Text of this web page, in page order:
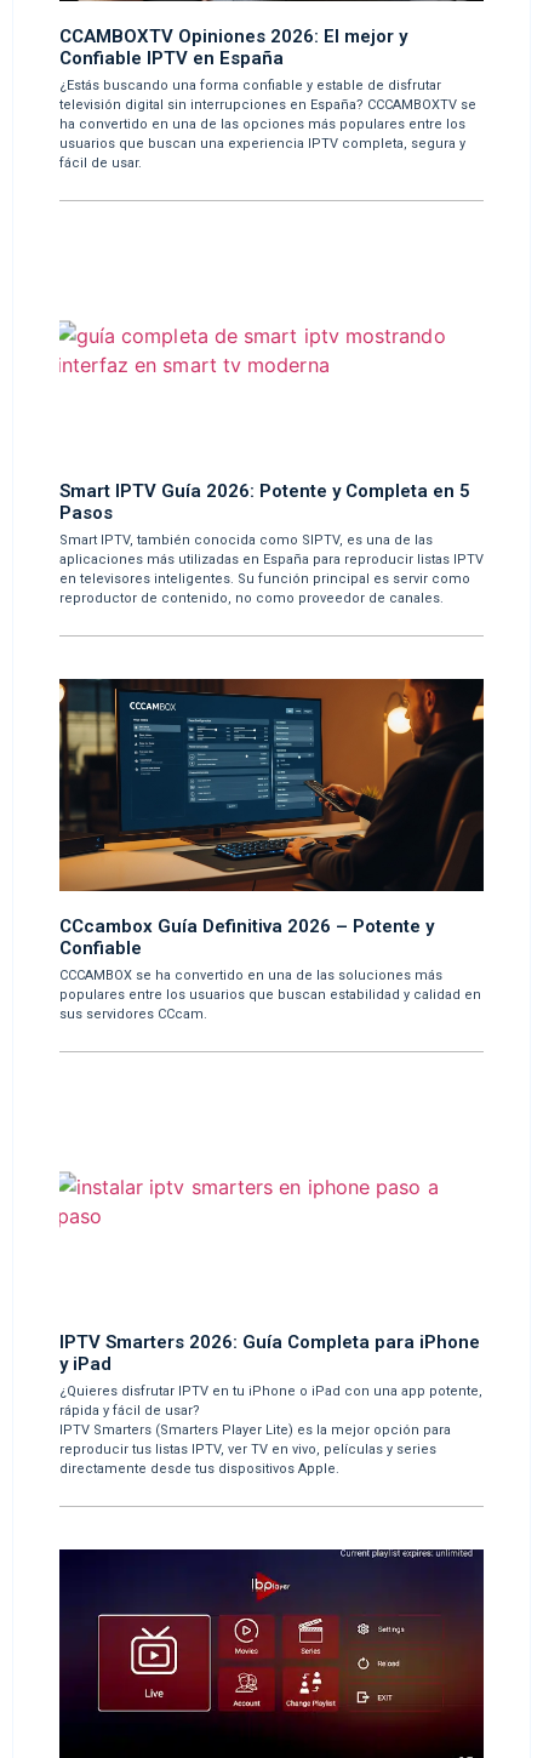
CCAMBOXTV Opiniones 2026: El mejor y
Confiable IPTV en España
¿Estás buscando una forma confiable y estable de disfrutar
televisión digital sin interrupciones en España? CCCAMBOXTV se
ha convertido en una de las opciones más populares entre los
usuarios que buscan una experiencia IPTV completa, segura y
fácil de usar.
Smart IPTV Guía 2026: Potente y Completa en 5
Pasos
Smart IPTV, también conocida como SIPTV, es una de las
aplicaciones más utilizadas en España para reproducir listas IPTV
en televisores inteligentes. Su función principal es servir como
reproductor de contenido, no como proveedor de canales.
CCcambox Guía Definitiva 2026 – Potente y
Confiable
CCCAMBOX se ha convertido en una de las soluciones más
populares entre los usuarios que buscan estabilidad y calidad en
sus servidores CCcam.
IPTV Smarters 2026: Guía Completa para iPhone
y iPad
¿Quieres disfrutar IPTV en tu iPhone o iPad con una app potente,
rápida y fácil de usar?
IPTV Smarters (Smarters Player Lite) es la mejor opción para
reproducir tus listas IPTV, ver TV en vivo, películas y series
directamente desde tus dispositivos Apple.